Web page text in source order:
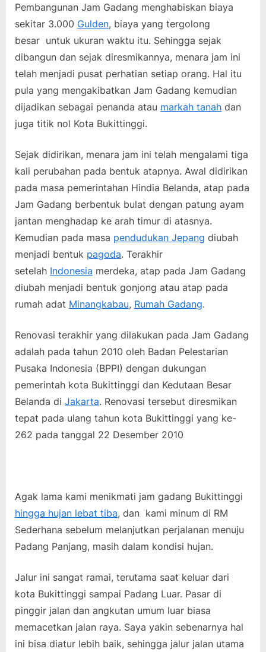
Pembangunan Jam Gadang menghabiskan biaya
sekitar 3.000 Gulden, biaya yang tergolong
besar untuk ukuran waktu itu. Sehingga sejak
dibangun dan sejak diresmikannya, menara jam ini
telah menjadi pusat perhatian setiap orang. Hal itu
pula yang mengakibatkan Jam Gadang kemudian
dijadikan sebagai penanda atau markah tanah dan
juga titik nol Kota Bukittinggi.
Sejak didirikan, menara jam ini telah mengalami tiga
kali perubahan pada bentuk atapnya. Awal didirikan
pada masa pemerintahan Hindia Belanda, atap pada
Jam Gadang berbentuk bulat dengan patung ayam
jantan menghadap ke arah timur di atasnya.
Kemudian pada masa pendudukan Jepang diubah
menjadi bentuk pagoda. Terakhir
setelah Indonesia merdeka, atap pada Jam Gadang
diubah menjadi bentuk gonjong atau atap pada
rumah adat Minangkabau, Rumah Gadang.
Renovasi terakhir yang dilakukan pada Jam Gadang
adalah pada tahun 2010 oleh Badan Pelestarian
Pusaka Indonesia (BPPI) dengan dukungan
pemerintah kota Bukittinggi dan Kedutaan Besar
Belanda di Jakarta. Renovasi tersebut diresmikan
tepat pada ulang tahun kota Bukittinggi yang ke-
262 pada tanggal 22 Desember 2010
Agak lama kami menikmati jam gadang Bukittinggi
hingga hujan lebat tiba, dan kami minum di RM
Sederhana sebelum melanjutkan perjalanan menuju
Padang Panjang, masih dalam kondisi hujan.
Jalur ini sangat ramai, terutama saat keluar dari
kota Bukittinggi sampai Padang Luar. Pasar di
pinggir jalan dan angkutan umum luar biasa
memacetkan jalan raya. Saya yakin sebenarnya hal
ini bisa diatur lebih baik, sehingga jalur jalan utama